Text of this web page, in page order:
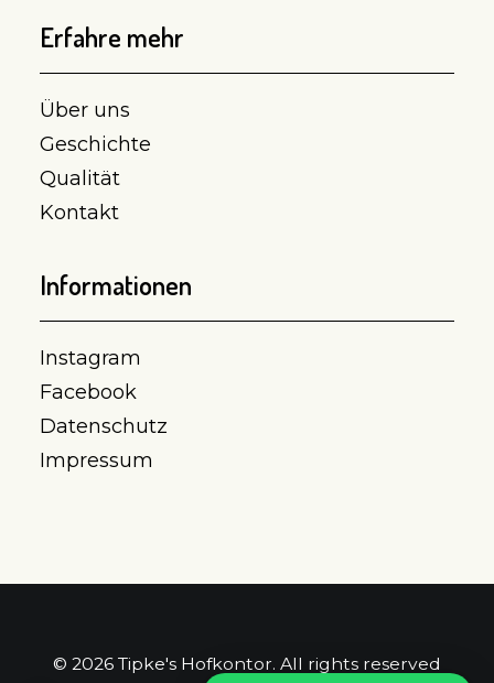
Erfahre mehr
Über uns
Geschichte
Qualität
Kontakt
Informationen
Instagram
Facebook
Datenschutz
Impressum
© 2026 Tipke's Hofkontor. All rights reserved